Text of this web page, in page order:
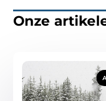
Onze